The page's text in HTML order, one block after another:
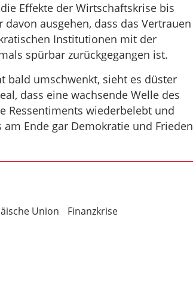
Effekte der Wirtschaftskrise bis
ausgehen, dass das Vertrauen
Institutionen mit der
spürbar zurückgegangen ist.
bald umschwenkt, sieht es düster
dass eine wachsende Welle des
Ressentiments wiederbelebt und
Ende gar Demokratie und Frieden
Union Finanzkrise